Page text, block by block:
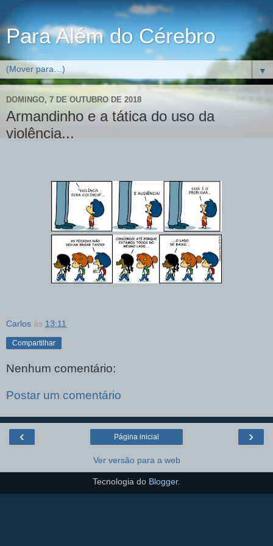
Para Além do Cérebro
▼
DOMINGO, 7 DE OUTUBRO DE 2018
Armandinho e a tática do uso da
violência...
Carlos às 13:11
Compartilhar
Nenhum comentário:
Postar um comentário
‹ ›
Página inicial
Ver versão para a web
Tecnologia do Blogger.